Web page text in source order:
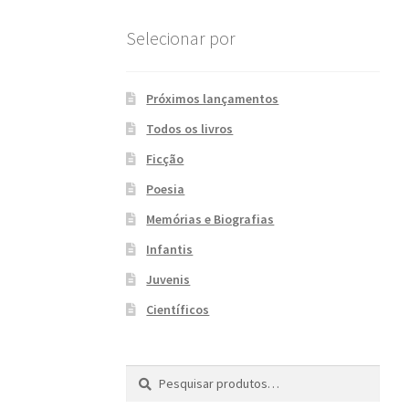
Selecionar por
Próximos lançamentos
Todos os livros
Ficção
Poesia
Memórias e Biografias
Infantis
Juvenis
Científicos
Pesquisar